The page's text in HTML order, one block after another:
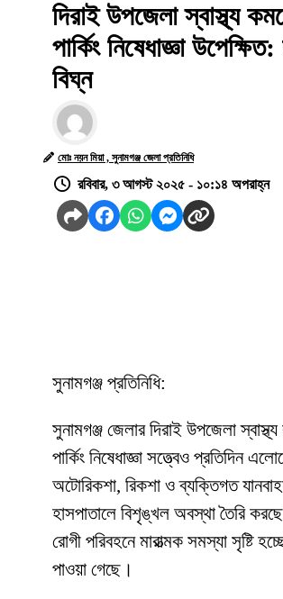
দিরাই উপজেলা স্বাস্থ্য
পার্কিং নিষেধাজ্ঞা
বিঘ্ন
মোঃ নয়ন মিয়া , সুনামগঞ্জ জেলা প্রতিনিধি
রবিবার, ৩ আগস্ট ২০২৫ - ১০:১৪ অপরাহ্ন
সুনামগঞ্জ প্রতিনিধি:
সুনামগঞ্জ জেলার দিরাই উপজেলা
পার্কিং নিষেধাজ্ঞা সত্ত্বেও প্রতিদিন
অটোরিকশা, রিকশা ও ব্যক্তিগত
হাসপাতালে বিশৃঙ্খল অবস্থা তৈরি
রোগী পরিবহনে মারাত্মক সমস্যা সৃষ্টি
পাওয়া গেছে।